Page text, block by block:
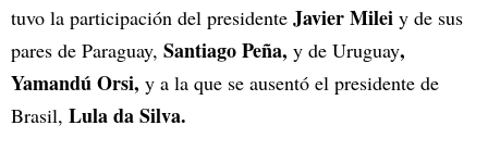
tuvo la participación del presidente Javier Milei y de sus
pares de Paraguay, Santiago Peña, y de Uruguay,
Yamandú Orsi, y a la que se ausentó el presidente de
Brasil, Lula da Silva.